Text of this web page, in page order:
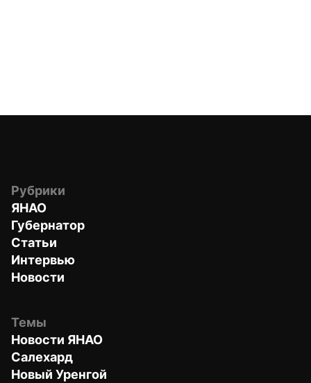
Рубрики
ЯНАО
Губернатор
Статьи
Интервью
Новости
Темы
Новости ЯНАО
Салехард
Новый Уренгой